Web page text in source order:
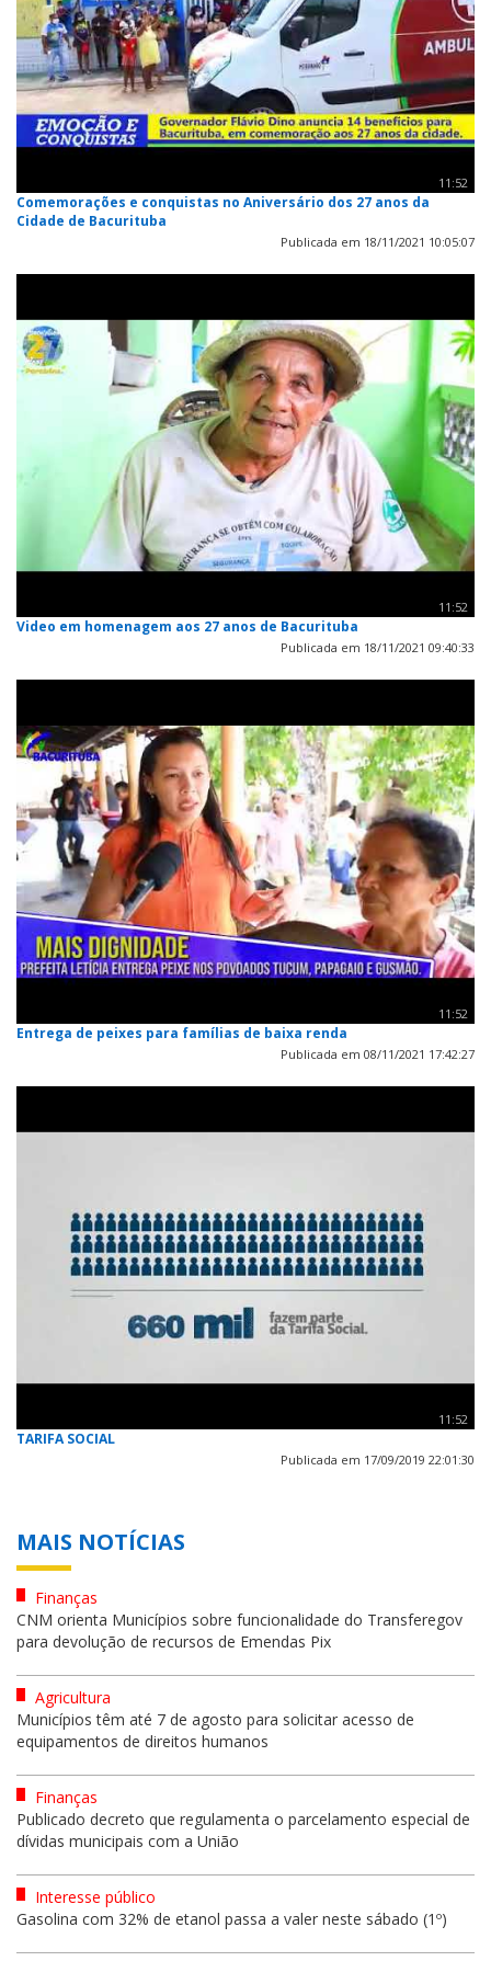
11:52
Comemorações e conquistas no Aniversário dos 27 anos da
Cidade de Bacurituba
Publicada em 18/11/2021 10:05:07
11:52
Video em homenagem aos 27 anos de Bacurituba
Publicada em 18/11/2021 09:40:33
11:52
Entrega de peixes para famílias de baixa renda
Publicada em 08/11/2021 17:42:27
11:52
TARIFA SOCIAL
Publicada em 17/09/2019 22:01:30
MAIS NOTÍCIAS
Finanças
CNM orienta Municípios sobre funcionalidade do Transferegov
para devolução de recursos de Emendas Pix
Agricultura
Municípios têm até 7 de agosto para solicitar acesso de
equipamentos de direitos humanos
Finanças
Publicado decreto que regulamenta o parcelamento especial de
dívidas municipais com a União
Interesse público
Gasolina com 32% de etanol passa a valer neste sábado (1º)